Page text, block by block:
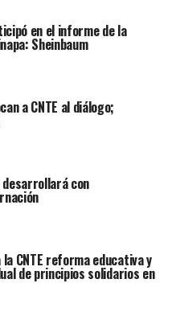
en el informe de la
Sheinbaum
a CNTE al diálogo;
desarrollará con
CNTE reforma educativa y
de principios solidarios en